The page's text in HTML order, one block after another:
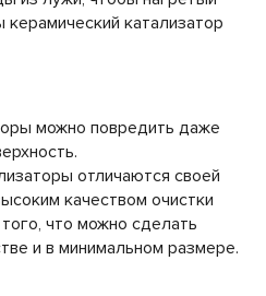
катализатор
можно повредить даже
отличаются своей
качеством очистки
что можно сделать
и в минимальном размере.